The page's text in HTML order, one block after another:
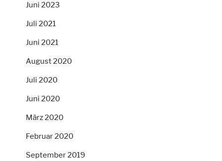
Juni 2023
Juli 2021
Juni 2021
August 2020
Juli 2020
Juni 2020
März 2020
Februar 2020
September 2019